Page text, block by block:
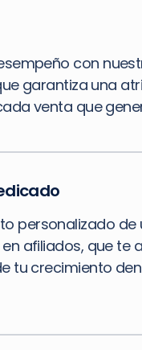
con
garantiza una
venta que
personalizado de
afiliados, que te
tu crecimiento